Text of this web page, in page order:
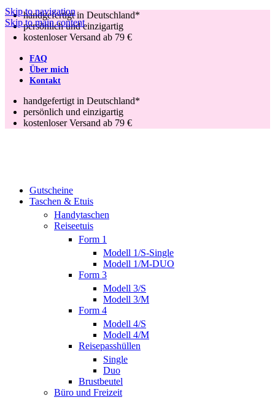
Skip to navigation
Skip to main content
handgefertigt in Deutschland*
persönlich und einzigartig
kostenloser Versand ab 79 €
FAQ
Über mich
Kontakt
handgefertigt in Deutschland*
persönlich und einzigartig
kostenloser Versand ab 79 €
Gutscheine
Taschen & Etuis
Handytaschen
Reiseetuis
Form 1
Modell 1/S-Single
Modell 1/M-DUO
Form 3
Modell 3/S
Modell 3/M
Form 4
Modell 4/S
Modell 4/M
Reisepasshüllen
Single
Duo
Brustbeutel
Büro und Freizeit